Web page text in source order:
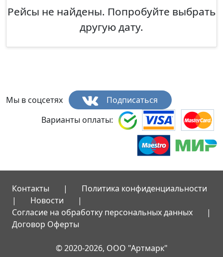
Рейсы не найдены. Попробуйте выбрать
другую дату.
Мы в соцсетях
Подписаться
Варианты оплаты:
Контакты |
Политика конфиденциальности
|
Новости
|
Согласие на обработку персональных данных
|
Договор Оферты
© 2020-2026, ООО "Артмарк"